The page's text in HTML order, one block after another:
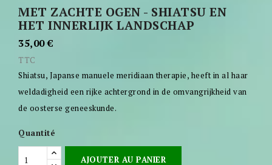
MET ZACHTE OGEN - SHIATSU EN
HET INNERLIJK LANDSCHAP
35,00 €
TTC
Shiatsu, Japanse manuele meridiaan therapie, heeft in al haar
weldadigheid een rijke achtergrond in de omvangrijkheid van
de oosterse geneeskunde.
Quantité
AJOUTER AU PANIER